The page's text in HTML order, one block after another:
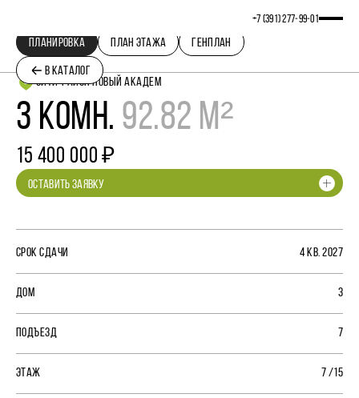
+7 (391) 277‒99‒01
В КАТАЛОГ
ПЛАНИРОВКА ПЛАН ЭТАЖА ГЕНПЛАН
СИТИ-РАЙОН НОВЫЙ АКАДЕМ
3 КОМН. 92.82 М²
15 400 000 ₽
ОСТАВИТЬ ЗАЯВКУ
СРОК СДАЧИ 4 КВ. 2027
ДОМ 3
ПОДЪЕЗД 7
ЭТАЖ 7 /15